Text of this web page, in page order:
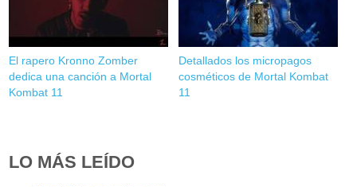
El rapero Kronno Zomber
dedica una canción a Mortal
Kombat 11
Detallados los micropagos
cosméticos de Mortal Kombat
11
LO MÁS LEÍDO